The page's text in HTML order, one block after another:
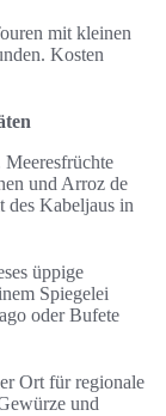
mit kleinen
Kosten
Meeresfrüchte
und Arroz de
des Kabeljaus in
üppige
Spiegelei
oder Bufete
Ort für regionale
und